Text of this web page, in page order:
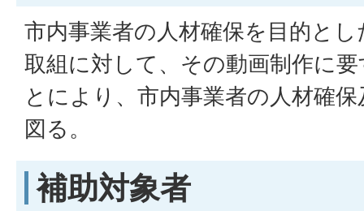
市内事業者の人材確保を目的と
取組に対して、その動画制作に
とにより、市内事業者の人材確
図る。
補助対象者